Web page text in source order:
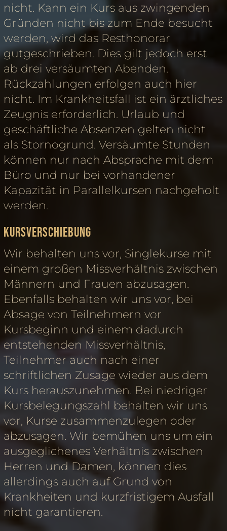
nicht. Kann ein Kurs aus zwingenden
Gründen nicht bis zum Ende besucht
werden, wird das Resthonorar
gutgeschrieben. Dies gilt jedoch erst
ab drei versäumten Abenden.
Rückzahlungen erfolgen auch hier
nicht. Im Krankheitsfall ist ein ärztliches
Zeugnis erforderlich. Urlaub und
geschäftliche Absenzen gelten nicht
als Stornogrund. Versäumte Stunden
können nur nach Absprache mit dem
Büro und nur bei vorhandener
Kapazität in Parallelkursen nachgeholt
werden.
Kursverschiebung
Wir behalten uns vor, Singlekurse mit
einem großen Missverhältnis zwischen
Männern und Frauen abzusagen.
Ebenfalls behalten wir uns vor, bei
Absage von Teilnehmern vor
Kursbeginn und einem dadurch
entstehenden Missverhältnis,
Teilnehmer auch nach einer
schriftlichen Zusage wieder aus dem
Kurs herauszunehmen. Bei niedriger
Kursbelegungszahl behalten wir uns
vor, Kurse zusammenzulegen oder
abzusagen. Wir bemühen uns um ein
ausgeglichenes Verhältnis zwischen
Herren und Damen, können dies
allerdings auch auf Grund von
Krankheiten und kurzfristigem Ausfall
nicht garantieren.